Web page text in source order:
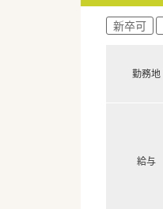
新卒可
勤務地
給与